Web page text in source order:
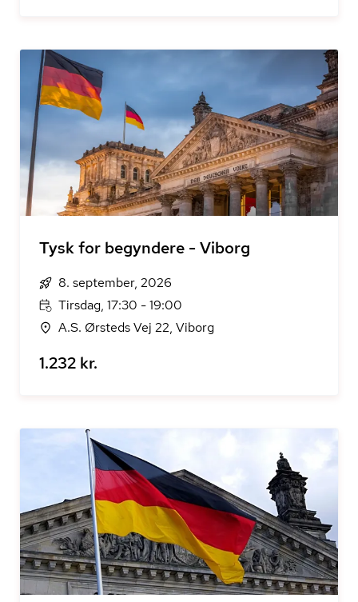
Tysk for begyndere - Viborg
8. september, 2026
Tirsdag, 17:30 - 19:00
A.S. Ørsteds Vej 22, Viborg
1.232 kr.